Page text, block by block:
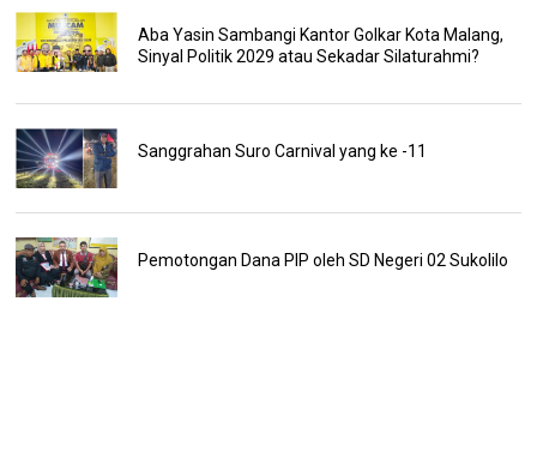
Aba Yasin Sambangi Kantor Golkar Kota Malang,
Sinyal Politik 2029 atau Sekadar Silaturahmi?
Sanggrahan Suro Carnival yang ke -11
Pemotongan Dana PIP oleh SD Negeri 02 Sukolilo